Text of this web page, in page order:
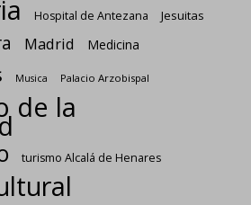
Hospital de Antezana Jesuitas
Madrid Medicina
Musica Palacio Arzobispal
de la
turismo Alcalá de Henares